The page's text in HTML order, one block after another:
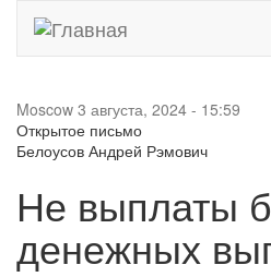
Moscow 3 августа, 2024 - 15:59
Открытое письмо
Белоусов Андрей Рэмович
Не выплаты
денежных